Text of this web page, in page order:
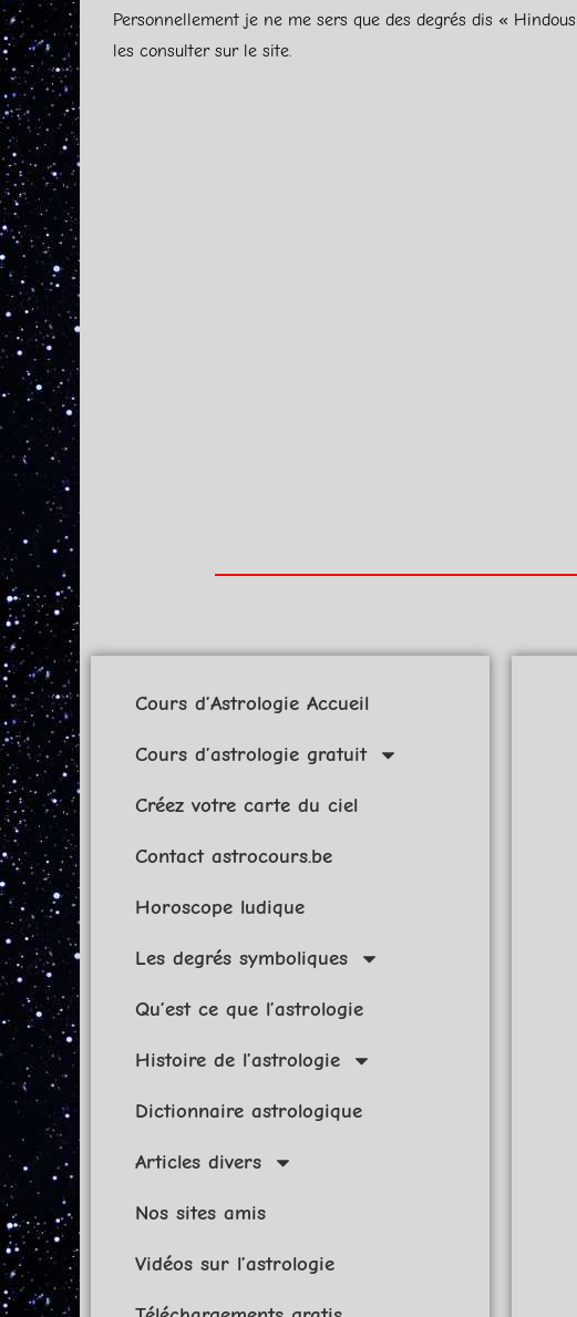
Personnellement je ne me sers que des degrés dis «
les consulter sur le site.
Cours d’Astrologie Accueil
Cours d’astrologie gratuit
Créez votre carte du ciel
Contact astrocours.be
Horoscope ludique
Les degrés symboliques
Qu’est ce que l’astrologie
Histoire de l’astrologie
Dictionnaire astrologique
Articles divers
Nos sites amis
Vidéos sur l’astrologie